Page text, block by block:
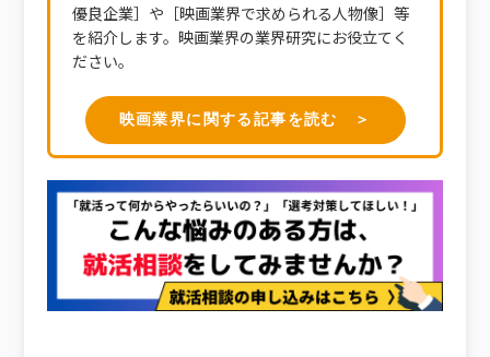
優良企業］や［映画業界で求められる人物像］等
を紹介します。映画業界の業界研究にお役立てく
ださい。
映画業界に関する記事を読む ＞